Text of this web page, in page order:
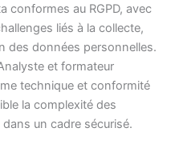
conformes au RGPD, avec
liés à la collecte,
des données personnelles.
et formateur
technique et conformité
la complexité des
un cadre sécurisé.